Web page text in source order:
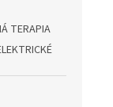
TERAPIA